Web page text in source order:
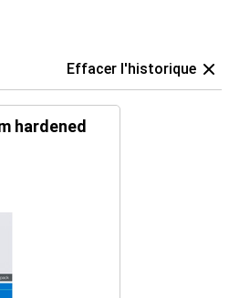
Effacer l'historique
hardened